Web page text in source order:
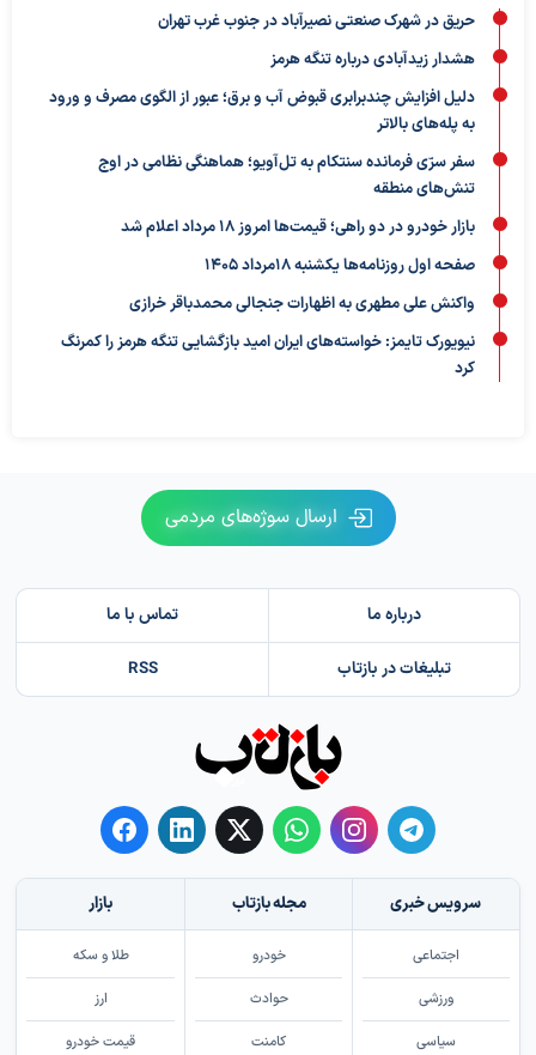
حریق در شهرک صنعتی نصیرآباد در جنوب غرب تهران
هشدار زیدآبادی درباره تنگه هرمز
دلیل افزایش چندبرابری قبوض آب و برق؛ عبور از الگوی مصرف و ورود
به پله‌های بالاتر
سفر سرّی فرمانده سنتکام به تل‌آویو؛ هماهنگی نظامی در اوج
تنش‌های منطقه
بازار خودرو در دو راهی؛ قیمت‌ها امروز ۱۸ مرداد اعلام شد
صفحه اول روزنامه‌ها یکشنبه 18مرداد 1405
واکنش علی مطهری به اظهارات جنجالی محمدباقر خرازی
نیویورک تایمز: خواسته‌های ایران امید بازگشایی تنگه هرمز را کمرنگ
کرد
ارسال سوژه‌های مردمی
درباره ما تماس با ما
تبلیغات در بازتاب RSS
سرویس خبری
اجتماعی
ورزشی
سیاسی
مجله بازتاب
خودرو
حوادث
کامنت
بازار
طلا و سکه
ارز
قیمت خودرو